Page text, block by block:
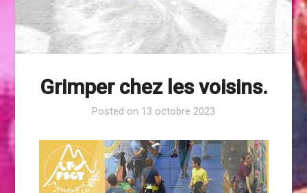
Grimper chez les voisins.
Posted on 13 octobre 2023